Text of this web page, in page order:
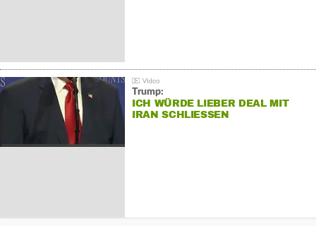
Trump:
ICH WÜRDE LIEBER DEAL MIT
IRAN SCHLIESSEN